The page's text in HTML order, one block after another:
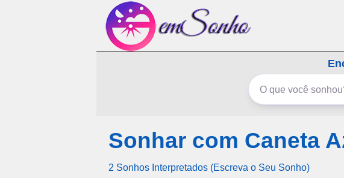
Sonhar com Caneta
2 Sonhos Interpretados (Escreva o Seu Sonho)